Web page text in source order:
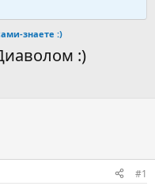
знаете :)
:)
#1